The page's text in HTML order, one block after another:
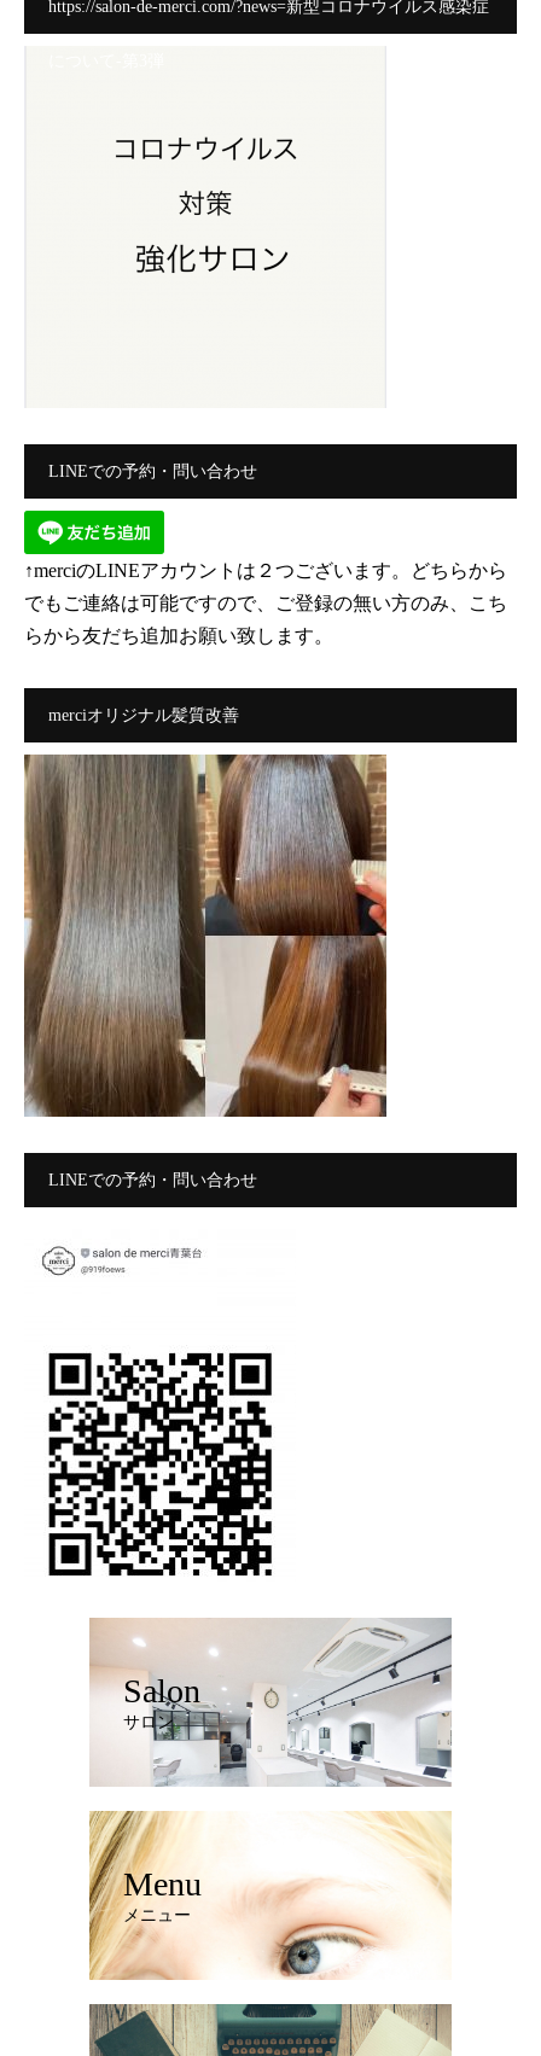
https://salon-de-merci.com/?news=新型コロナウイルス感染症
LINEでの予約・問い合わせ
↑merciのLINEアカウントは２つございます。どちらから
でもご連絡は可能ですので、ご登録の無い方のみ、こち
らから友だち追加お願い致します。
merciオリジナル髪質改善
LINEでの予約・問い合わせ
Salon
サロン
Menu
メニュー